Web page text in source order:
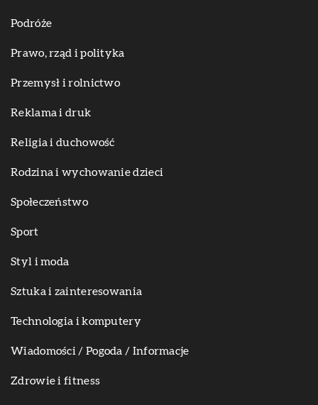
Podróże
Prawo, rząd i polityka
Przemysł i rolnictwo
Reklama i druk
Religia i duchowość
Rodzina i wychowanie dzieci
Społeczeństwo
Sport
Styl i moda
Sztuka i zainteresowania
Technologia i komputery
Wiadomości / Pogoda / Informacje
Zdrowie i fitness